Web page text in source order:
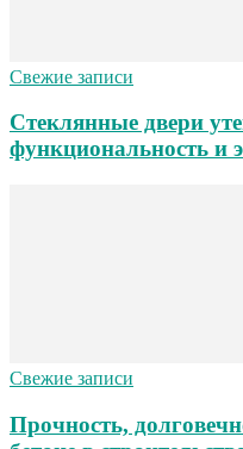
Свежие записи
Стеклянные двери
функциональность и
Свежие записи
Прочность,